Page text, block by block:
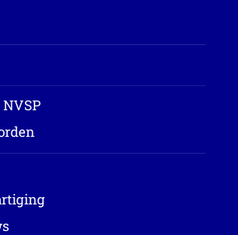
NVSP